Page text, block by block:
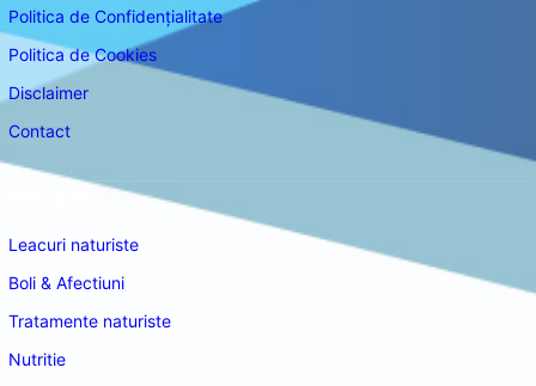
Politica de Confidențialitate
Politica de Cookies
Disclaimer
Contact
Leacuri naturiste
Boli & Afectiuni
Tratamente naturiste
Nutritie